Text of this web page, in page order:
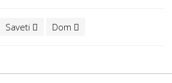
Saveti Dom